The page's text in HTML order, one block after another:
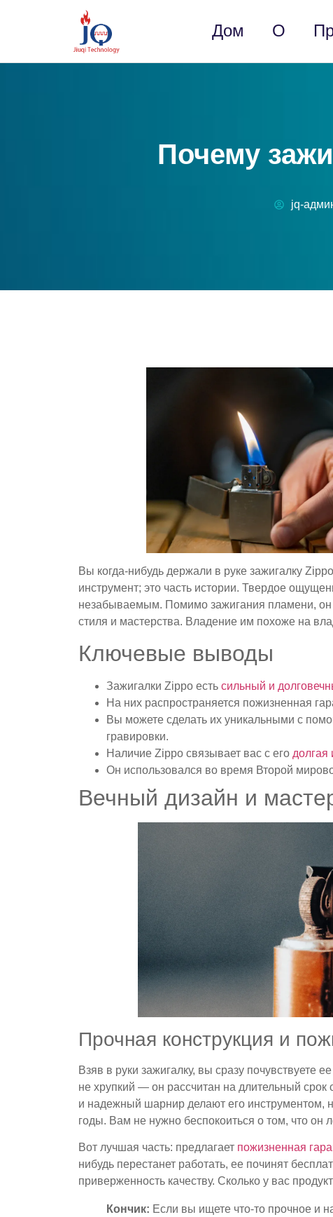
Дом О
Почему
jq-
Вы когда-нибудь держали в руке зажигалку
инструмент; это часть истории. Твердое
незабываемым. Помимо зажигания пламени, он
стиля и мастерства. Владение им похоже на
Ключевые выводы
Зажигалки Zippo есть сильный и
На них распространяется пожизненная
Вы можете сделать их уникальными с
гравировки.
Наличие Zippo связывает вас с его долгая
Он использовался во время Второй
Вечный дизайн и
Прочная конструкция и
Взяв в руки зажигалку, вы сразу почувствуете
не хрупкий — он рассчитан на длительный
и надежный шарнир делают его инструментом,
годы. Вам не нужно беспокоиться о том, что он
Вот лучшая часть: предлагает пожизненная
нибудь перестанет работать, ее починят
приверженность качеству. Сколько у вас
Кончик: Если вы ищете что-то прочное и